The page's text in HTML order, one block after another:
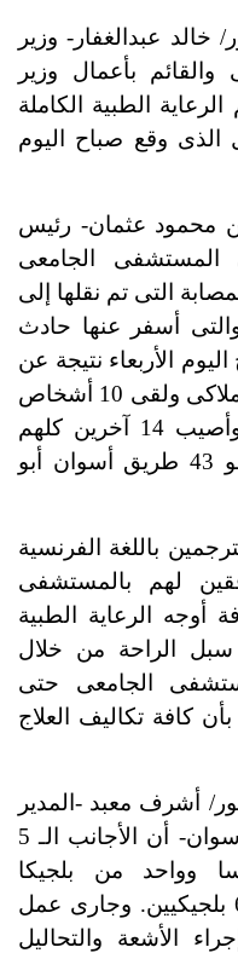
عبدالغفار- وزير
والقائم بأعمال وزير
الطبية الكاملة
وقع صباح اليوم
محمود عثمان- رئيس
المستشفى الجامعى
التى تم نقلها إلى
أسفر عنها حادث
الأربعاء نتيجة عن
تصادم اتوبيس سياحى بسيارة ملاكى ولقى 10 أشخاص
من بينهم 5 أجانب مصرعهم وأصيب 14 آخرين كلهم
أجانب فى حادث تصادم بالكيلو 43 طريق أسوان أبو
باللغة الفرنسية
لهم بالمستشفى
أوجه الرعاية الطبية
سبل الراحة من خلال
الجامعى حتى
كافة تكاليف العلاج
أشرف معبد -المدير
التنفيذى لمستشفيات جامعة أسوان- أن الأجانب الـ 5
4 من فرنسا وواحد من بلجيكا
والمصابين 8 منهم فرنسيين و6 بلجيكيين. وجارى عمل
الأشعة والتحاليل